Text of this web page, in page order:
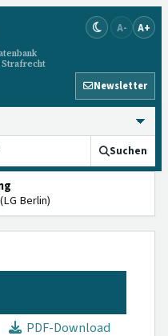
Strafrecht
A- A+
Newsletter
Suchen
Berlin)
PDF-Download